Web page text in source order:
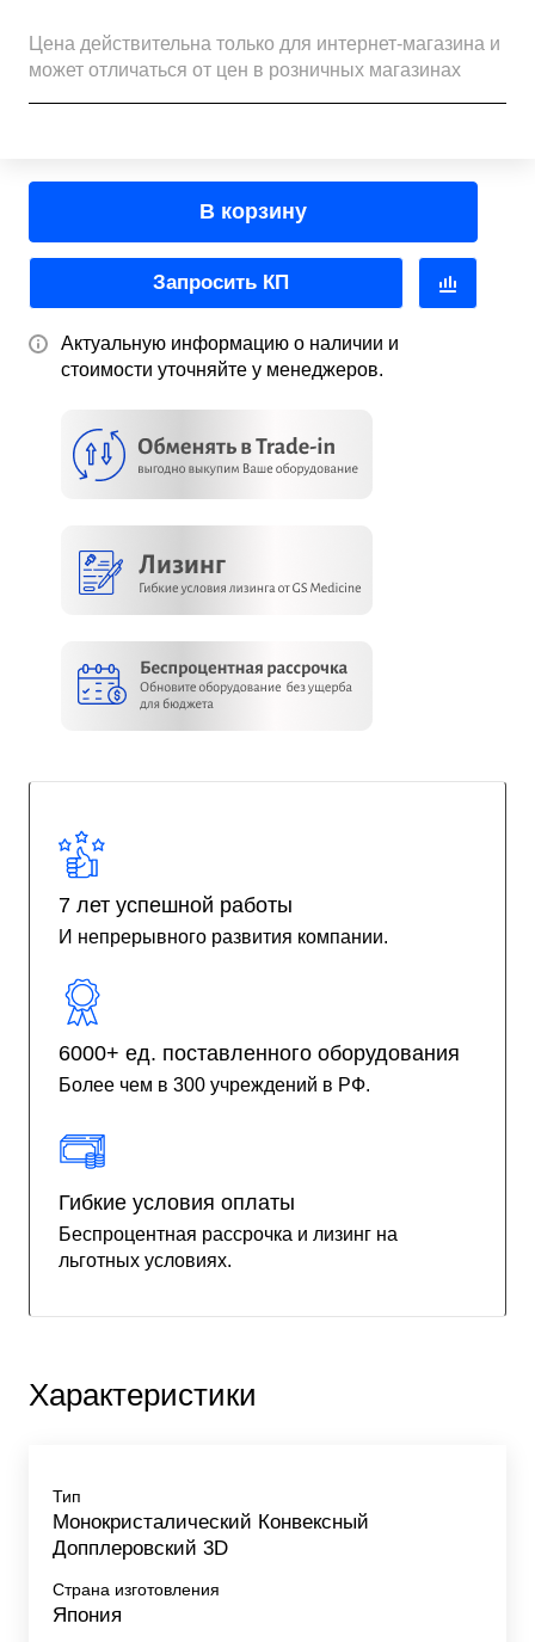
Цена действительна только для интернет-магазина и
может отличаться от цен в розничных магазинах
В корзину
Запросить КП
Актуальную информацию о наличии и
стоимости уточняйте у менеджеров.
7 лет успешной работы
И непрерывного развития компании.
6000+ ед. поставленного оборудования
Более чем в 300 учреждений в РФ.
Гибкие условия оплаты
Беспроцентная рассрочка и лизинг на
льготных условиях.
Характеристики
Тип
Монокристалический Конвексный
Допплеровский 3D
Страна изготовления
Япония